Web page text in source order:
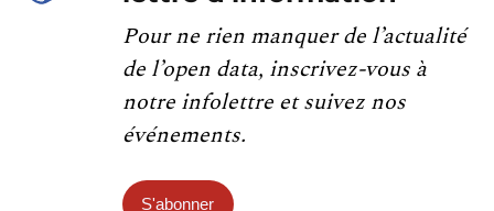
Pour ne rien manquer de l’actualité
de l’open data, inscrivez-vous à
notre infolettre et suivez nos
événements.
S'abonner